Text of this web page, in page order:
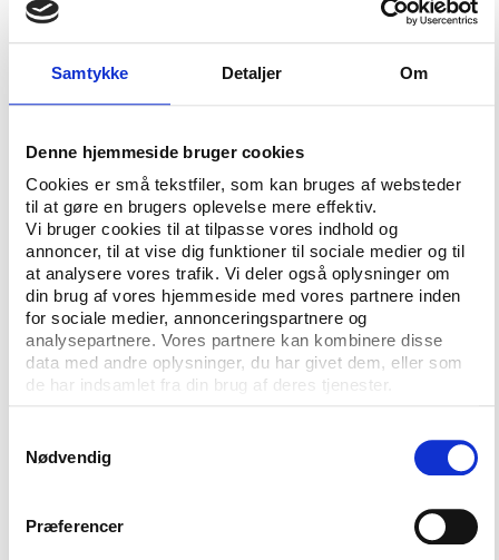
Samtykke Detaljer Om
Denne hjemmeside bruger cookies
Cookies er små tekstfiler, som kan bruges af websteder
til at gøre en brugers oplevelse mere effektiv.
Vi bruger cookies til at tilpasse vores indhold og
annoncer, til at vise dig funktioner til sociale medier og til
at analysere vores trafik. Vi deler også oplysninger om
din brug af vores hjemmeside med vores partnere inden
for sociale medier, annonceringspartnere og
analysepartnere. Vores partnere kan kombinere disse
data med andre oplysninger, du har givet dem, eller som
de har indsamlet fra din brug af deres tjenester.
Nødvendig
Præferencer
bedste eksempler fra hele landet. I 2019 uddeles der
priser inden for tre kategorier:
Årets aftenskolekommune
Prisen som årets aftenskole gives til en skole, som
blandt andet går nye veje og rammer nye
målgrupper, skaber rum for læring og givende
fællesskaber, gør en særlig indsats for sårbare og
udsatte og/eller bidrager til at løse behov i
lokalområdet. Prisen som årets aftenskoleunderviser
gives til en underviser, der i særlig grad formår at
anerkender aftenskolernes betydning i
Årets jury, der skal udpege vinderne, består af